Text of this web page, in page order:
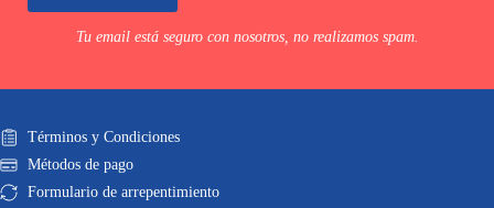
Tu email está seguro con nosotros, no realizamos spam.
Términos y Condiciones
Métodos de pago
Formulario de arrepentimiento